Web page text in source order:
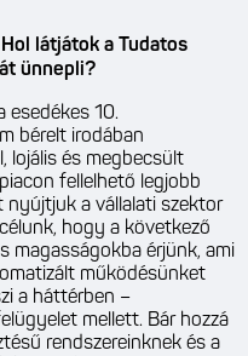
látjátok a Tudatos
ünnepli?
esedékes 10.
bérelt irodában
lojális és megbecsült
fellelhető legjobb
nyújtjuk a vállalati szektor
hogy a következő
magasságokba érjünk, ami
működésünket
a háttérben –
mellett. Bár hozzá
rendszereinknek és a